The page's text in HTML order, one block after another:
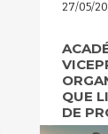
27/05/
QUE
DE